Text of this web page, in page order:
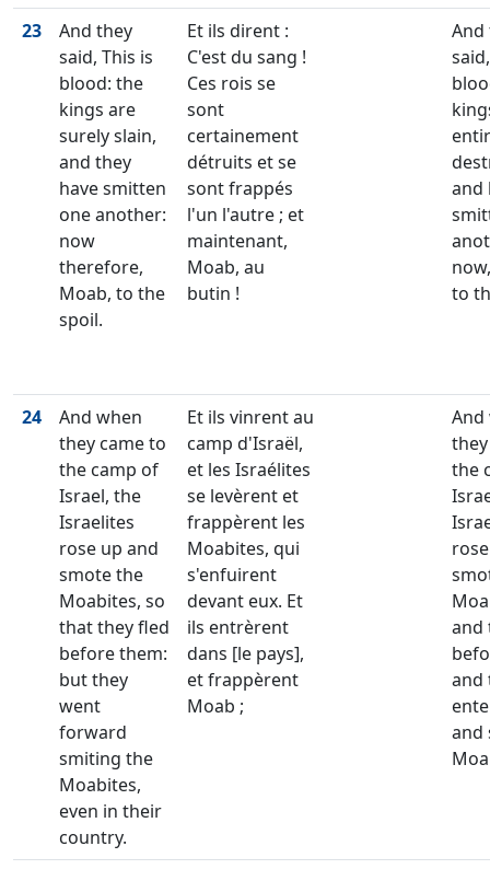
23
And they
said, This is
blood: the
kings are
surely slain,
and they
have smitten
one another:
now
therefore,
Moab, to the
spoil.
Et ils dirent :
C'est du sang !
Ces rois se
sont
certainement
détruits et se
sont frappés
l'un l'autre ; et
maintenant,
Moab, au
butin !
And
and
to
24
And when
they came to
the camp of
Israel, the
Israelites
rose up and
smote the
Moabites, so
that they fled
before them:
but they
went
forward
smiting the
Moabites,
even in their
country.
Et ils vinrent au
camp d'Israël,
et les Israélites
se levèrent et
frappèrent les
Moabites, qui
s'enfuirent
devant eux. Et
ils entrèrent
dans [le pays],
et frappèrent
Moab ;
And
the
and
and
and